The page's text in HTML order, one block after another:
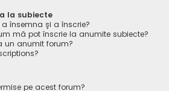
la subiecte
însemna şi a înscrie?
mă pot înscrie la anumite subiecte?
un anumit forum?
pe acest forum?